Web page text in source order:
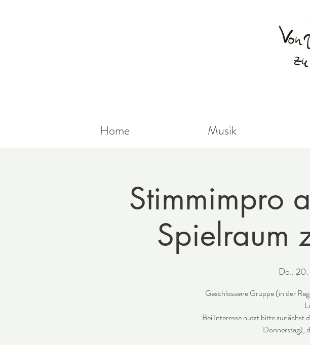
Home Musik
Stimmimpro
Spielraum
Do.,
Geschlossene Gruppe (in der
Bei Interesse nutzt bitte zunächst
Donnerstag),